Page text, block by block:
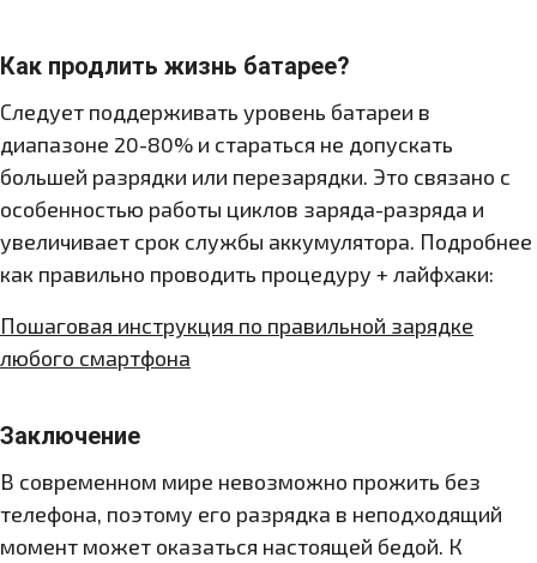
Как продлить жизнь батарее?
Следует поддерживать уровень батареи в
диапазоне 20-80% и стараться не допускать
большей разрядки или перезарядки. Это связано с
особенностью работы циклов заряда-разряда и
увеличивает срок службы аккумулятора. Подробнее
как правильно проводить процедуру + лайфхаки:
Пошаговая инструкция по правильной зарядке
любого смартфона
Заключение
В современном мире невозможно прожить без
телефона, поэтому его разрядка в неподходящий
момент может оказаться настоящей бедой. К